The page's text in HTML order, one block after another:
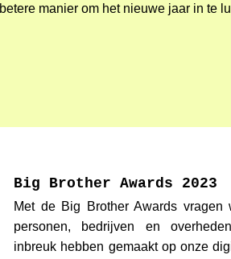
manier om het nieuwe jaar in te
Big Brother Awards 2023
Met de Big Brother Awards vragen
personen, bedrijven en
inbreuk hebben gemaakt op onze